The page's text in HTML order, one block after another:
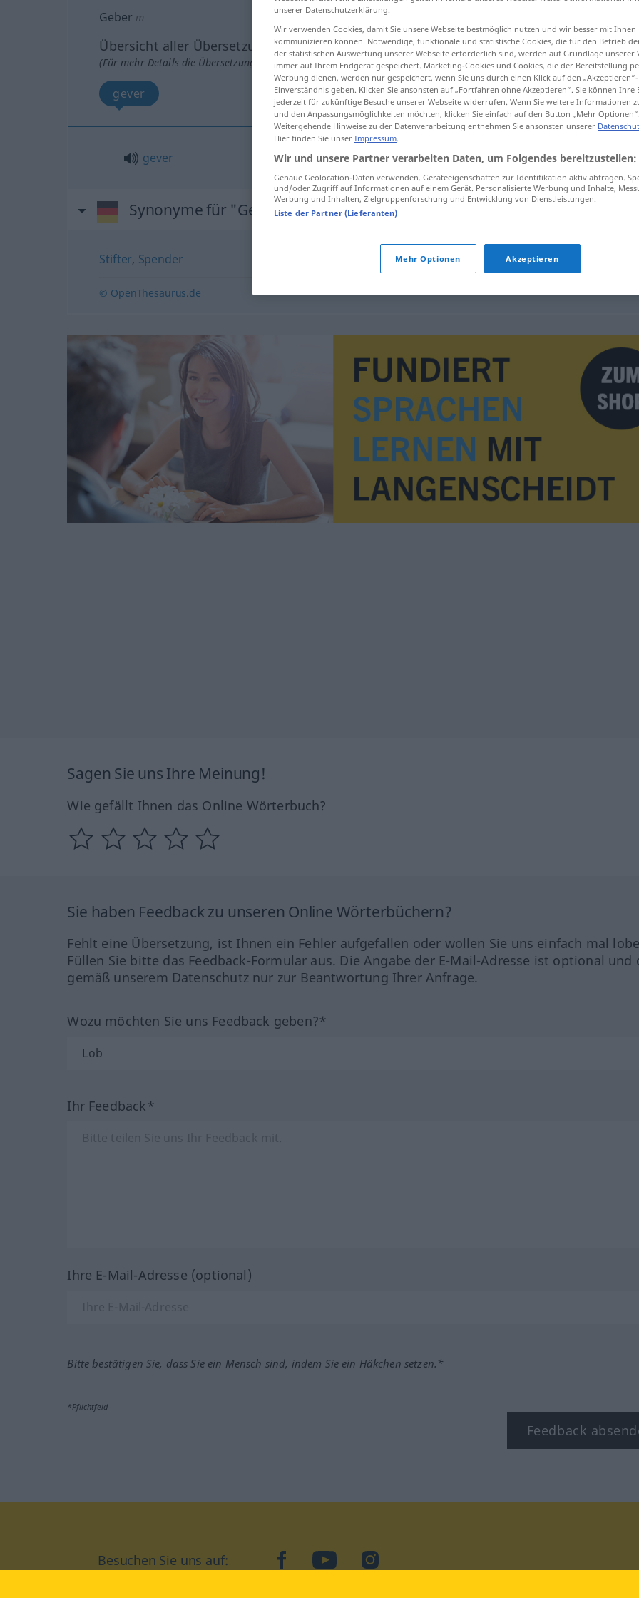
Geber m
Übersicht aller Übersetzungen
(Für mehr Details die Übersetzung anklicken/antippen)
gever
gever Geber
Synonyme für "Geber"
Stifter, Spender
© OpenThesaurus.de
Sagen Sie uns Ihre Meinung!
Wie gefällt Ihnen das Online Wörterbuch?
Sie haben Feedback zu unseren Online Wörterbüchern?
Fehlt eine Übersetzung, ist Ihnen ein Fehler aufgefallen oder wollen Sie uns einfach mal
Füllen Sie bitte das Feedback-Formular aus. Die Angabe der E-Mail-Adresse ist optional und
gemäß unserem Datenschutz nur zur Beantwortung Ihrer Anfrage.
Wozu möchten Sie uns Feedback geben?*
Ihr Feedback*
Ihre E-Mail-Adresse (optional)
Bitte bestätigen Sie, dass Sie ein Mensch sind, indem Sie ein Häkchen setzen.*
*Pflichtfeld
Feedback
Besuchen Sie uns auf: facebookYouTubeInstagram
unserer Datenschutzerklärung.
Wir verwenden Cookies, damit Sie unsere Webseite bestmöglich nutzen und wir besser mit Ihnen
kommunizieren können. Notwendige, funktionale und statistische Cookies, die für den Betrieb
der statistischen Auswertung unserer Webseite erforderlich sind, werden auf Grundlage unserer
immer auf Ihrem Endgerät gespeichert. Marketing-Cookies und Cookies, die der Bereitstellung
Werbung dienen, werden nur gespeichert, wenn Sie uns durch einen Klick auf den
Einverständnis geben. Klicken Sie ansonsten auf „Fortfahren ohne Akzeptieren“. Sie können
jederzeit für zukünftige Besuche unserer Webseite widerrufen. Wenn Sie weitere Informationen
und den Anpassungsmöglichkeiten möchten, klicken Sie einfach auf den Button „Mehr
Weitergehende Hinweise zu der Datenverarbeitung entnehmen Sie ansonsten unserer
Hier finden Sie unser Impressum.
Wir und unsere Partner verarbeiten Daten, um Folgendes bereitzustellen:
Genaue Geolocation-Daten verwenden. Geräteeigenschaften zur Identifikation aktiv abfragen.
und/oder Zugriff auf Informationen auf einem Gerät. Personalisierte Werbung und Inhalte,
Werbung und Inhalten, Zielgruppenforschung und Entwicklung von Dienstleistungen.
Liste der Partner (Lieferanten)
Mehr Optionen Akzeptieren